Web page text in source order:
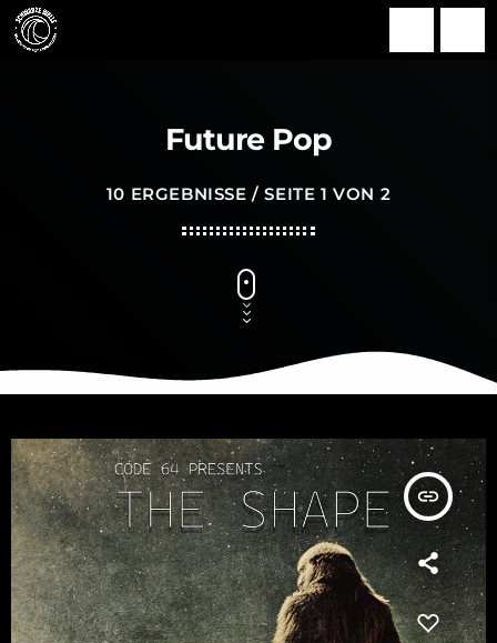
Future Pop
10 ERGEBNISSE / SEITE 1 VON 2
insert_link